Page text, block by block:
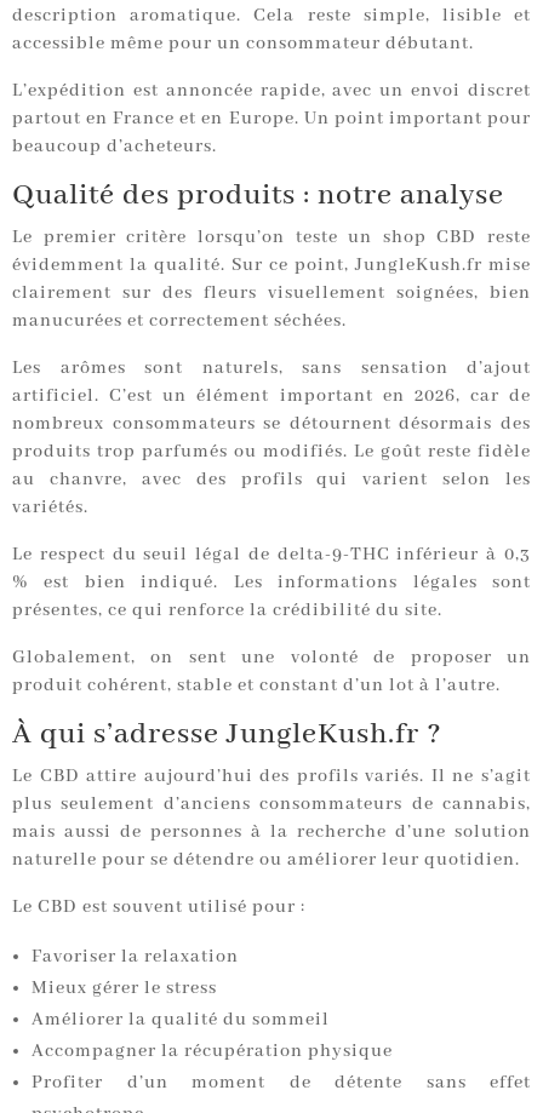
description aromatique. Cela reste simple, lisible et
accessible même pour un consommateur débutant.
L’expédition est annoncée rapide, avec un envoi discret
partout en France et en Europe. Un point important pour
beaucoup d’acheteurs.
Qualité des produits : notre analyse
Le premier critère lorsqu’on teste un shop CBD reste
évidemment la qualité. Sur ce point, JungleKush.fr mise
clairement sur des fleurs visuellement soignées, bien
manucurées et correctement séchées.
Les arômes sont naturels, sans sensation d’ajout
artificiel. C’est un élément important en 2026, car de
nombreux consommateurs se détournent désormais des
produits trop parfumés ou modifiés. Le goût reste fidèle
au chanvre, avec des profils qui varient selon les
variétés.
Le respect du seuil légal de delta-9-THC inférieur à 0,3
% est bien indiqué. Les informations légales sont
présentes, ce qui renforce la crédibilité du site.
Globalement, on sent une volonté de proposer un
produit cohérent, stable et constant d’un lot à l’autre.
À qui s’adresse JungleKush.fr ?
Le CBD attire aujourd’hui des profils variés. Il ne s’agit
plus seulement d’anciens consommateurs de cannabis,
mais aussi de personnes à la recherche d’une solution
naturelle pour se détendre ou améliorer leur quotidien.
Le CBD est souvent utilisé pour :
Favoriser la relaxation
Mieux gérer le stress
Améliorer la qualité du sommeil
Accompagner la récupération physique
Profiter d’un moment de détente sans effet